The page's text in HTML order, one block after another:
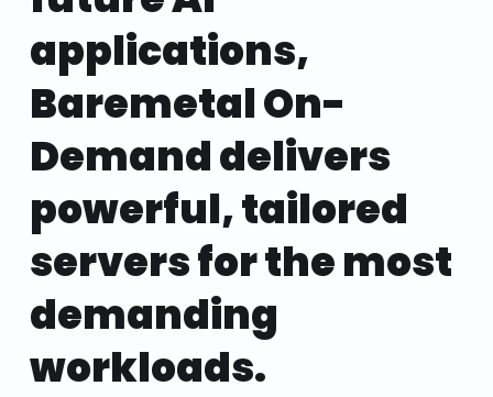
applications,
Baremetal On-
Demand delivers
powerful, tailored
servers for the most
demanding
workloads.